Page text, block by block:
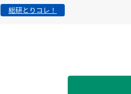
総研とりコレ！